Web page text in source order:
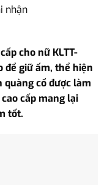
nhận
cho nữ KLTT-
để giữ ấm, thể hiện
quàng cổ được làm
cấp mang lại
tốt.